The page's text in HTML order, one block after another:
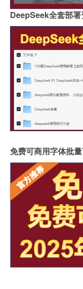
DeepSeek全套部
免费可商用字体批